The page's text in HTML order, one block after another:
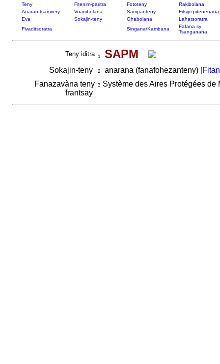
Teny Fitenim-paritra Fototeny
Rakibolana
Anaran-tsamirery
Voambolana Sampanteny
Fitsipi-pitenenana
Eva
Sokajin-teny Ohabolana
Lahatsoratra
Fivaditsoratra
Singana/Kambana
Fafana sy
Tsanganana
Teny iditra 1 SAPM
Sokajin-teny 2 anarana (fanafohezanteny) [
Fanazavàna teny
frantsay
3 Système des Aires Protégées de